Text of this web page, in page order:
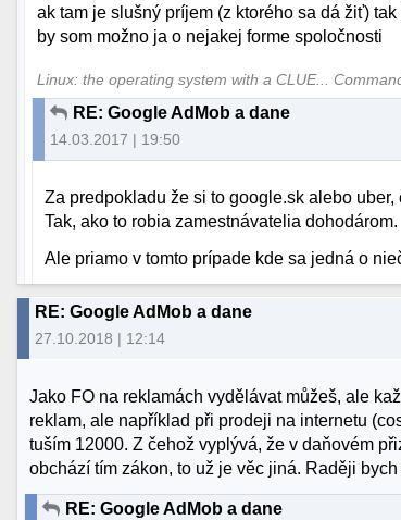
ak tam je slušný príjem (z ktorého sa dá žiť)
by som možno ja o nejakej forme spoločnosti
Linux: the operating system with a CLUE...
RE: Google AdMob a dane
14.03.2017 | 19:50
Za predpokladu že si to google.sk alebo
Tak, ako to robia zamestnávatelia dohodárom.
Ale priamo v tomto prípade kde sa jedná o
RE: Google AdMob a dane
27.10.2018 | 12:14
Jako FO na reklamách vydělávat můžeš, ale
reklam, ale například při prodeji na internetu
tuším 12000. Z čehož vyplývá, že v daňovém
obchází tím zákon, to už je věc jiná. Raději bych
RE: Google AdMob a dane